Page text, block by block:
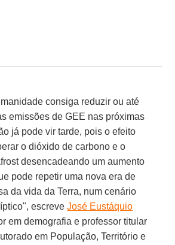
consiga reduzir ou até
emissões de GEE nas próximas
já pode vir tarde, pois o efeito
o dióxido de carbono e o
desencadeando um aumento
pode repetir uma nova era de
da vida da Terra, num cenário
escreveJosé Eustáquio
em demografia e professor titular
em População, Território e